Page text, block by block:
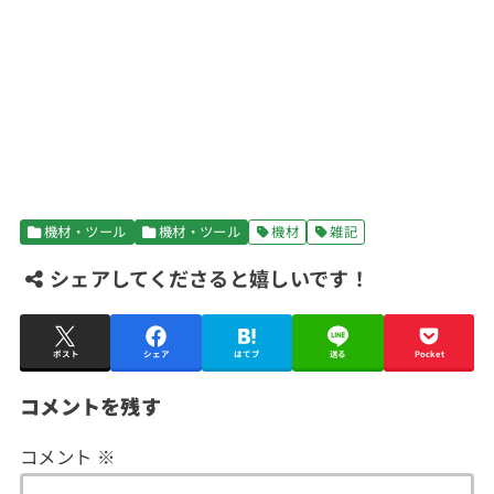
機材・ツール 機材・ツール 機材 雑記
シェアしてくださると嬉しいです！
ポスト シェア はてブ 送る Pocket
コメントを残す
コメント ※